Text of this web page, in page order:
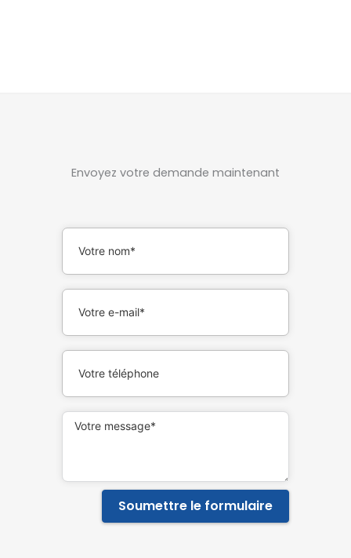
Envoyez votre demande maintenant
Soumettre le formulaire